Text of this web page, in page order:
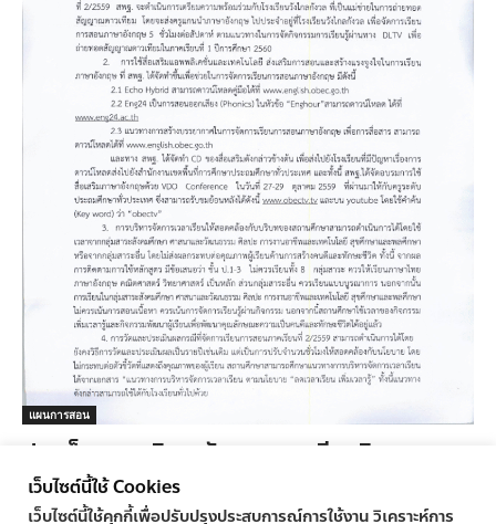
แผนการสอน
ประเด็น การบริหารจัดการเวลาเรียนวิชาภาษา
อังกฤษ ชั้น ป 1-3
ครูทูเดย์ ข่าวการศึกษา - 10/11/2016
เว็บไซต์นี้ใช้ Cookies
เว็บไซต์นี้ใช้คุกกี้เพื่อปรับปรุงประสบการณ์การใช้งาน วิเคราะห์การ